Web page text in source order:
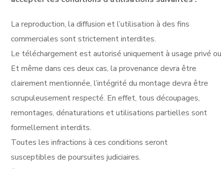
La reproduction, la diffusion et l’utilisation à des fins
commerciales sont strictement interdites.
Le téléchargement est autorisé uniquement à usage privé
Et même dans ces deux cas, la provenance devra être
clairement mentionnée, l’intégrité du montage devra être
scrupuleusement respecté. En effet, tous découpages,
remontages, dénaturations et utilisations partielles sont
formellement interdits.
Toutes les infractions à ces conditions seront
susceptibles de poursuites judiciaires.